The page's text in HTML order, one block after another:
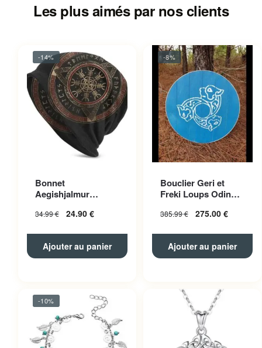
Les plus aimés par nos clients
-14%
Bonnet
Aegishjalmur
34.99€ 24.90 €
Ajouter au panier
-8%
Bouclier Geri et
Freki Loups Odin
385.99€ 275.00 €
Ajouter au panier
-10%